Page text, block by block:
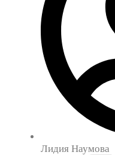
Лидия Наумова